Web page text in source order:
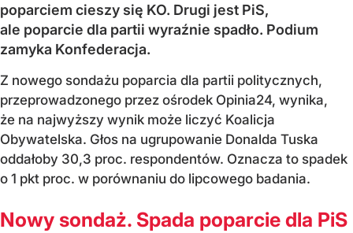
poparciem cieszy się KO. Drugi jest PiS,
ale poparcie dla partii wyraźnie spadło. Podium
zamyka Konfederacja.
Z nowego sondażu poparcia dla partii politycznych,
przeprowadzonego przez ośrodek Opinia24, wynika,
że na najwyższy wynik może liczyć Koalicja
Obywatelska. Głos na ugrupowanie Donalda Tuska
oddałoby 30,3 proc. respondentów. Oznacza to spadek
o 1 pkt proc. w porównaniu do lipcowego badania.
Nowy sondaż. Spada poparcie dla PiS